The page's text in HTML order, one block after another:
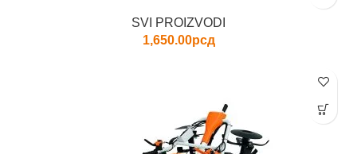
SVI PROIZVODI
1,650.00рсд